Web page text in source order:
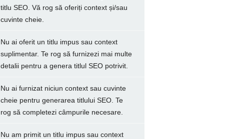
titlu SEO. Vă rog să oferiți context și/sau
cuvinte cheie.
Nu ai oferit un titlu impus sau context
suplimentar. Te rog să furnizezi mai multe
detalii pentru a genera titlul SEO potrivit.
Nu ai furnizat niciun context sau cuvinte
cheie pentru generarea titlului SEO. Te
rog să completezi câmpurile necesare.
Nu am primit un titlu impus sau context